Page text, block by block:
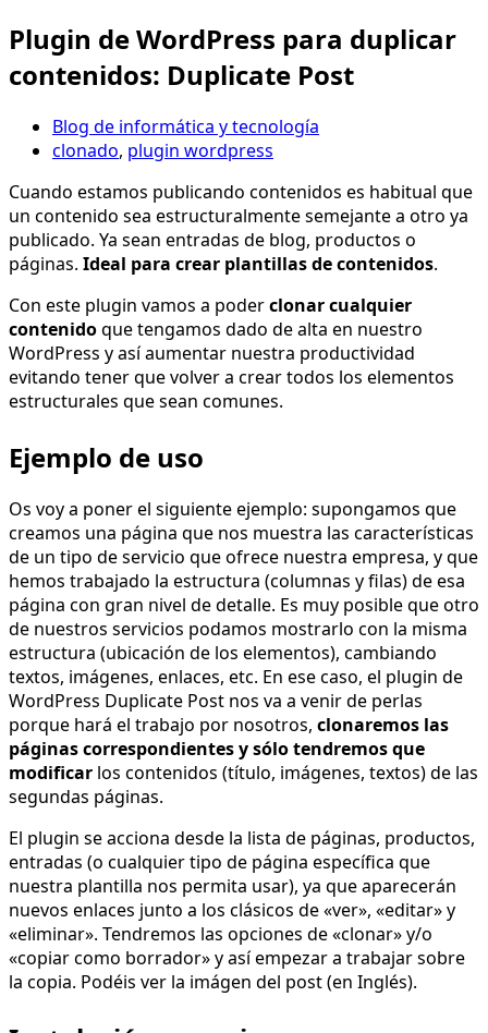
Plugin de WordPress para duplicar
contenidos: Duplicate Post
Blog de informática y tecnología
clonado, plugin wordpress
Cuando estamos publicando contenidos es habitual que
un contenido sea estructuralmente semejante a otro ya
publicado. Ya sean entradas de blog, productos o
páginas. Ideal para crear plantillas de contenidos.
Con este plugin vamos a poderclonar cualquier
contenidoque tengamos dado de alta en nuestro
WordPress y así aumentar nuestra productividad
evitando tener que volver a crear todos los elementos
estructurales que sean comunes.
Ejemplo de uso
Os voy a poner el siguiente ejemplo: supongamos que
creamos una página que nos muestra las características
de un tipo de servicio que ofrece nuestra empresa, y que
hemos trabajado la estructura (columnas y filas) de esa
página con gran nivel de detalle. Es muy posible que otro
de nuestros servicios podamos mostrarlo con la misma
estructura (ubicación de los elementos), cambiando
textos, imágenes, enlaces, etc. En ese caso, el plugin de
WordPress Duplicate Post nos va a venir de perlas
porque hará el trabajo por nosotros, clonaremos las
páginas correspondientes y sólo tendremos que
modificar los contenidos (título, imágenes, textos) de las
segundas páginas.
El plugin se acciona desde la lista de páginas, productos,
entradas (o cualquier tipo de página específica que
nuestra plantilla nos permita usar), ya que aparecerán
nuevos enlaces junto a los clásicos de «ver», «editar» y
«eliminar». Tendremos las opciones de «clonar» y/o
«copiar como borrador» y así empezar a trabajar sobre
la copia. Podéis ver la imágen del post (en Inglés).